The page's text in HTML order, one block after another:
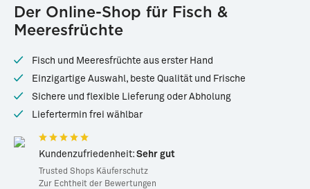
Lachs-Rückenfilet
(Sashimi-Qualität)
17,99 €
89,95 € / kg
Räucherfisch Mixbox
15,99 € *
33,31 € / kg
Der Online-Shop für Fisch &
Meeresfrüchte
Fisch und Meeresfrüchte aus erster Hand
Einzigartige Auswahl, beste Qualität und Frische
Sichere und flexible Lieferung oder Abholung
Liefertermin frei wählbar
Kundenzufriedenheit: Sehr gut
Trusted Shops Käuferschutz
Zur Echtheit der Bewertungen